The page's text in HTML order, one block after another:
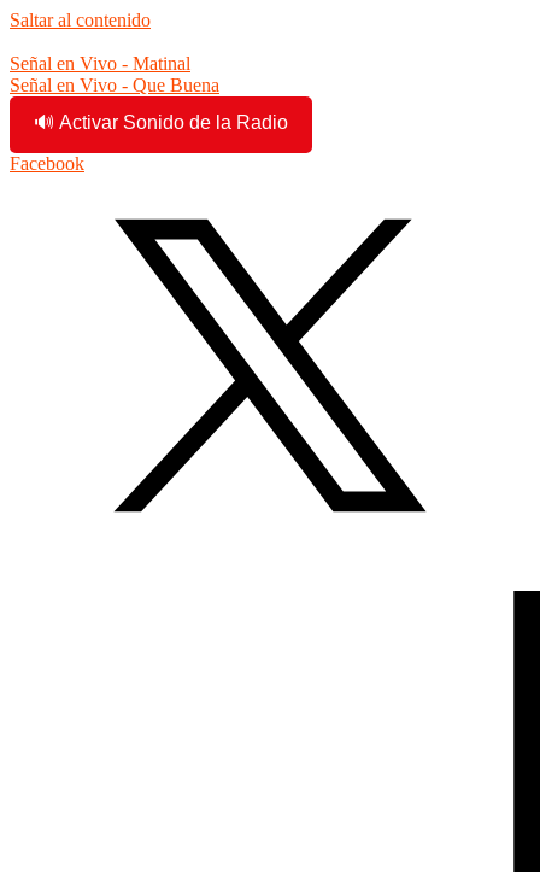
Saltar al contenido
Señal en Vivo - Matinal
Señal en Vivo - Que Buena
🔊 Activar Sonido de la Radio
Facebook